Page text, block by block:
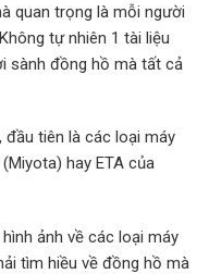
quan trọng là mỗi người
tự nhiên 1 tài liệu
sành đồng hồ mà tất cả
tiên là các loại máy
hay ETA của
ảnh về các loại máy
tìm hiều về đồng hồ mà